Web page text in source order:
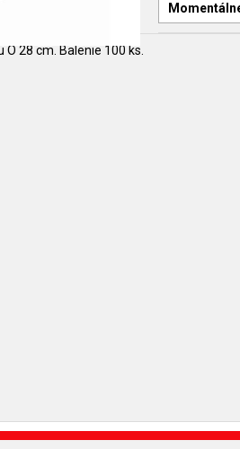
28 cm. Balenie 100 ks.